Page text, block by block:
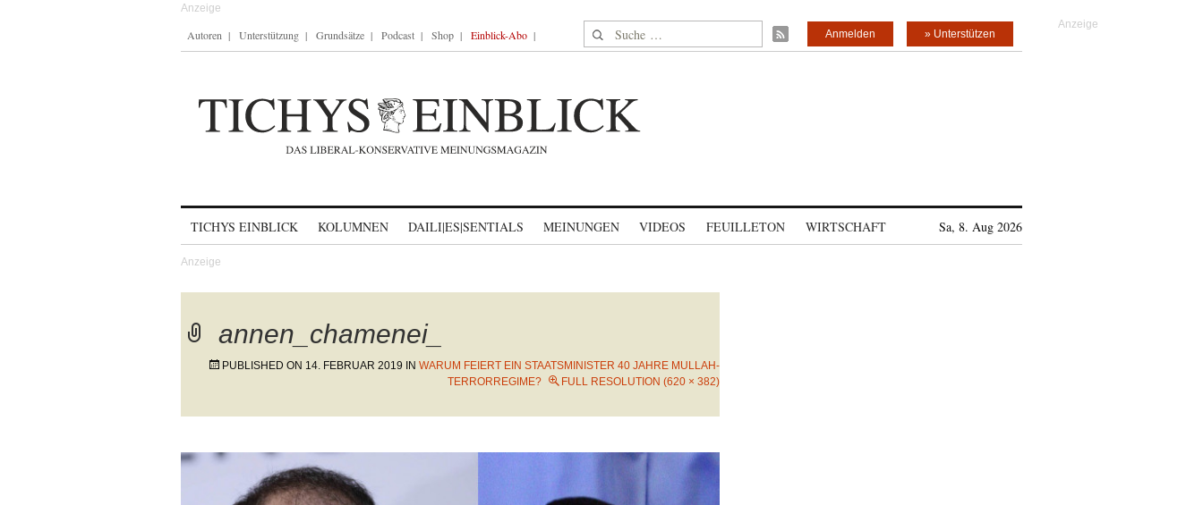
Autoren Unterstützung Grundsätze Podcast Shop Einblick-Abo Suche nach: » Unterstützen
Anmelden
TICHYS EINBLICK KOLUMNEN DAILI|ES|SENTIALS MEINUNGEN VIDEOS FEUILLETON WIRTSCHAFT Sa, 8. Aug 2026
annen_chamenei_
PUBLISHED ON 14. FEBRUAR 2019 IN WARUM FEIERT EIN STAATSMINISTER 40 JAHRE MULLAH-
TERRORREGIME?
FULL RESOLUTION (620 × 382)